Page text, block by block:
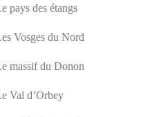
pays des étangs
Vosges du Nord
massif du Donon
Val d’Orbey